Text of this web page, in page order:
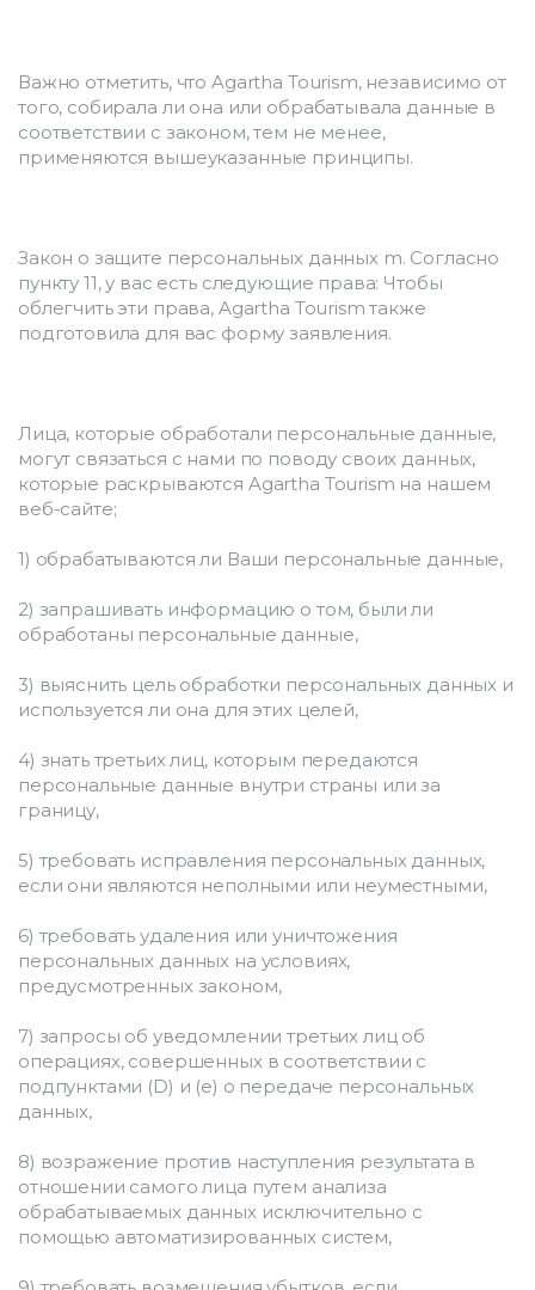
Важно отметить, что Agartha Tourism, независимо от
того, собирала ли она или обрабатывала данные в
соответствии с законом, тем не менее,
применяются вышеуказанные принципы.
Закон о защите персональных данных m. Согласно
пункту 11, у вас есть следующие права: Чтобы
облегчить эти права, Agartha Tourism также
подготовила для вас форму заявления.
Лица, которые обработали персональные данные,
могут связаться с нами по поводу своих данных,
которые раскрываются Agartha Tourism на нашем
веб-сайте;
1) обрабатываются ли Ваши персональные данные,
2) запрашивать информацию о том, были ли
обработаны персональные данные,
3) выяснить цель обработки персональных данных и
используется ли она для этих целей,
4) знать третьих лиц, которым передаются
персональные данные внутри страны или за
границу,
5) требовать исправления персональных данных,
если они являются неполными или неуместными,
6) требовать удаления или уничтожения
персональных данных на условиях,
предусмотренных законом,
7) запросы об уведомлении третьих лиц об
операциях, совершенных в соответствии с
подпунктами (D) и (e) о передаче персональных
данных,
8) возражение против наступления результата в
отношении самого лица путем анализа
обрабатываемых данных исключительно с
помощью автоматизированных систем,